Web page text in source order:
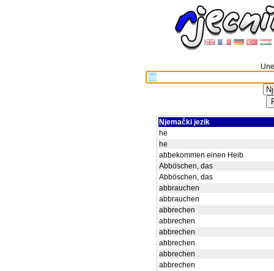
Njemački jezik
he
he
abbekommen einen Heib
Abböschen, das
Abböschen, das
abbrauchen
abbrauchen
abbrechen
abbrechen
abbrechen
abbrechen
abbrechen
abbrechen